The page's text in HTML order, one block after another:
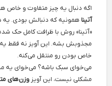
اگه دنبال یه چیز متفاوت و خاص
آتینا همونیه که دنبالش بودی.
«آتینا» روش با ظرافت کامل حک
مجذوبش بشه. این آویز نه فقط
خاص بودن رو منتقل می‌کنه.
می‌خوای سبک باشه؟ می‌خوای یه
مشکلی نیست، این آویز وزن‌های